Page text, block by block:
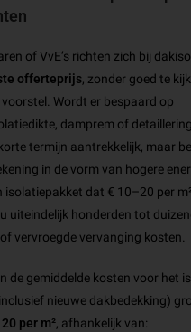
of VvE’s richten zich bij
offerteprijs, zonder goed te
Wordt er bespaard op
damprem of
termijn aantrekkelijk, maar
in de vorm van hogere
isolatiepakket dat € 10–20 per m²
uiteindelijk honderden tot
of vervroegde vervanging kosten.
de gemiddelde kosten voor het
nieuwe dakbedekking)
per m², afhankelijk van: